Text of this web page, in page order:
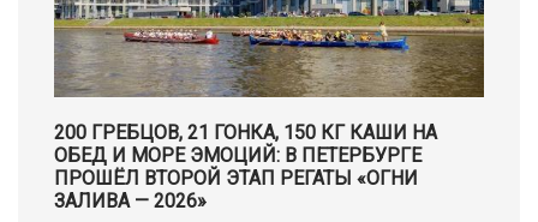
200 ГРЕБЦОВ, 21 ГОНКА, 150 КГ КАШИ НА
ОБЕД И МОРЕ ЭМОЦИЙ: В ПЕТЕРБУРГЕ
ПРОШЁЛ ВТОРОЙ ЭТАП РЕГАТЫ «ОГНИ
ЗАЛИВА — 2026»